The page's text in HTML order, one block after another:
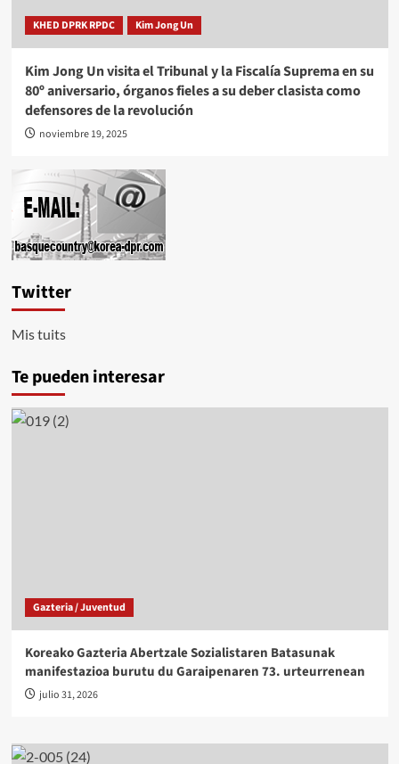
KHED DPRK RPDC Kim Jong Un
Kim Jong Un visita el Tribunal y la Fiscalía Suprema en su
80º aniversario, órganos fieles a su deber clasista como
defensores de la revolución
noviembre 19, 2025
Twitter
Mis tuits
Te pueden interesar
Gazteria / Juventud
Koreako Gazteria Abertzale Sozialistaren Batasunak
manifestazioa burutu du Garaipenaren 73. urteurrenean
julio 31, 2026